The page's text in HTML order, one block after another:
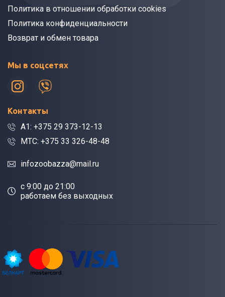
Политика в отношении обработки cookies
Политика конфиденциальности
Возврат и обмен товара
Мы в соцсетях
Контакты
A1: +375 29 373-12-13
МТС: +375 33 326-48-48
infozoobazza@mail.ru
c 9:00 до 21:00
работаем без выходных